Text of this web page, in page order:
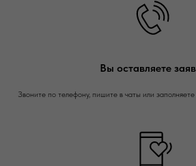
Вы оставляете
Звоните по телефону, пишите в чаты или